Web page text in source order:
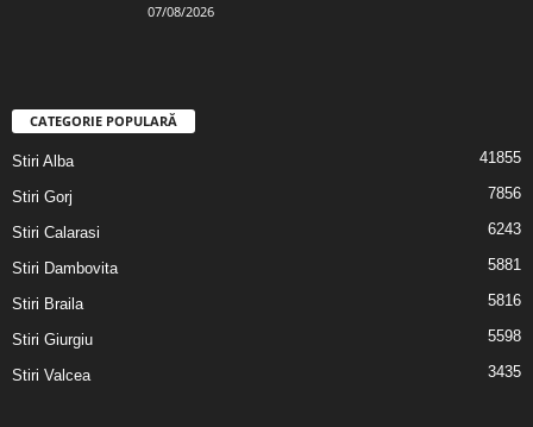
07/08/2026
CATEGORIE POPULARĂ
Stiri Alba 41855
Stiri Gorj 7856
Stiri Calarasi 6243
Stiri Dambovita 5881
Stiri Braila 5816
Stiri Giurgiu 5598
Stiri Valcea 3435